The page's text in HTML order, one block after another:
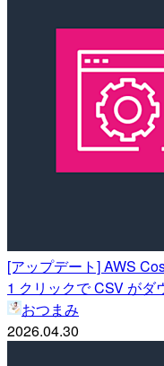
[アップデート] AWS
1 クリックで CSV がダ
おつまみ
2026.04.30